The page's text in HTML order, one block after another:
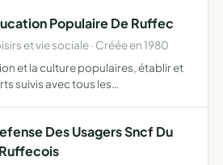
Populaire De Ruffec
et vie sociale · Créée en 1980
et la culture populaires, établir et
suivis avec tous les
Des Usagers Sncf Du